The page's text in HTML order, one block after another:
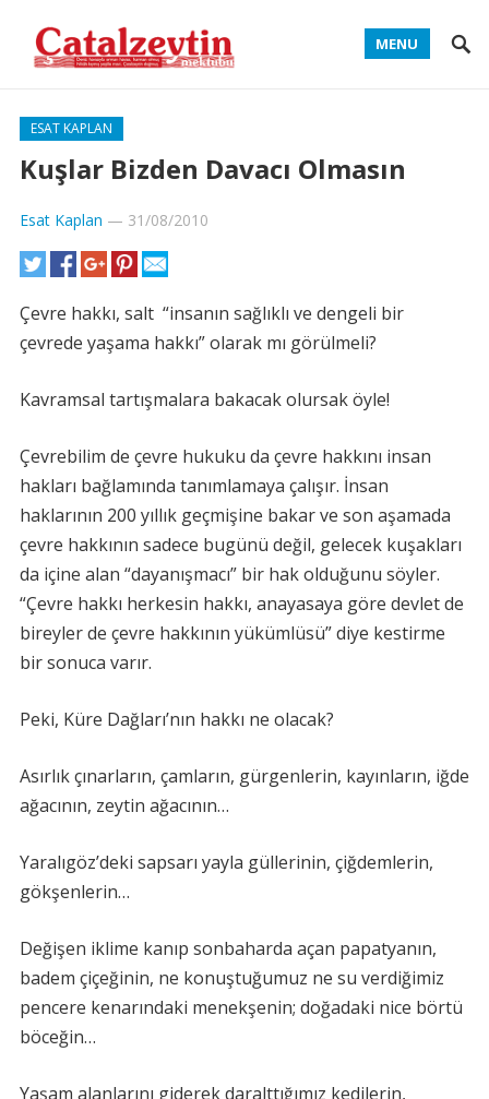
MENU
ESAT KAPLAN
Kuşlar Bizden Davacı Olmasın
Esat Kaplan — 31/08/2010
Çevre hakkı, salt “insanın sağlıklı ve dengeli bir
çevrede yaşama hakkı” olarak mı görülmeli?
Kavramsal tartışmalara bakacak olursak öyle!
Çevrebilim de çevre hukuku da çevre hakkını insan
hakları bağlamında tanımlamaya çalışır. İnsan
haklarının 200 yıllık geçmişine bakar ve son aşamada
çevre hakkının sadece bugünü değil, gelecek kuşakları
da içine alan “dayanışmacı” bir hak olduğunu söyler.
“Çevre hakkı herkesin hakkı, anayasaya göre devlet de
bireyler de çevre hakkının yükümlüsü” diye kestirme
bir sonuca varır.
Peki, Küre Dağları’nın hakkı ne olacak?
Asırlık çınarların, çamların, gürgenlerin, kayınların, iğde
ağacının, zeytin ağacının…
Yaralıgöz’deki sapsarı yayla güllerinin, çiğdemlerin,
gökşenlerin…
Değişen iklime kanıp sonbaharda açan papatyanın,
badem çiçeğinin, ne konuştuğumuz ne su verdiğimiz
pencere kenarındaki menekşenin; doğadaki nice börtü
böceğin…
Yaşam alanlarını giderek daralttığımız kedilerin,